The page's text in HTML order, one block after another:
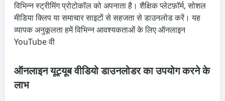
विभिन्न स्ट्रीमिंग प्रोटोकॉल को अपनाता है। शैक्षिक प्लेटफ़ॉर्म, सोशल
मीडिया क्लिप या समाचार साइटों से सहजता से डाउनलोड करें। यह
व्यापक अनुकूलता हमें विभिन्न आवश्यकताओं के लिए ऑनलाइन
YouTube वी
ऑनलाइन यूट्यूब वीडियो डाउनलोडर का उपयोग करने के
लाभ